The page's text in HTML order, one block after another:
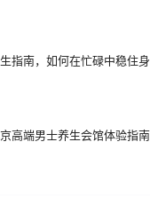
指南，如何在忙碌中稳住
高端男士养生会馆体验指南